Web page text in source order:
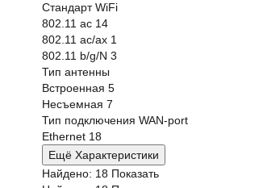
Стандарт WiFi
802.11 ac 14
802.11 ac/ax 1
802.11 b/g/N 3
Тип антенны
Встроенная 5
Несъемная 7
Тип подключения WAN-port
Ethernet 18
Ещё Характеристики
Найдено: 18 Показать